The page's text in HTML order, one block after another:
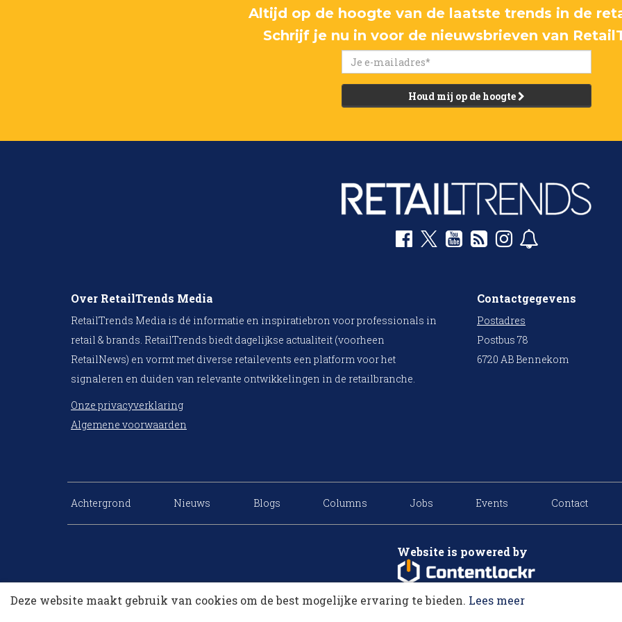
Altijd op de hoogte van de laatste trends in de
Schrijf je nu in voor de nieuwsbrieven van
Houd mij op de hoogte
Over RetailTrends Media
RetailTrends Media is dé informatie en inspiratiebron voor professionals in
retail & brands. RetailTrends biedt dagelijkse actualiteit (voorheen
RetailNews) en vormt met diverse retailevents een platform voor het
signaleren en duiden van relevante ontwikkelingen in de retailbranche.
Onze privacyverklaring
Algemene voorwaarden
Contactgegevens
Postadres
Postbus 78
6720 AB Bennekom
Achtergrond Nieuws Blogs Columns Jobs Events Contact
Website is powered by
Deze website maakt gebruik van cookies om de best mogelijke ervaring te bieden. Lees meer